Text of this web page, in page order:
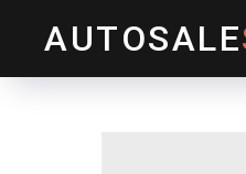
AUTOSALE